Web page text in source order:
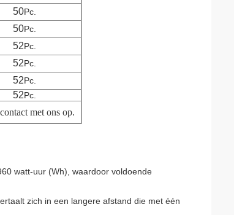
50Pc.
50Pc.
52Pc.
52Pc.
52Pc.
52Pc.
met ons op.
watt-uur (Wh), waardoor voldoende
zich in een langere afstand die met één